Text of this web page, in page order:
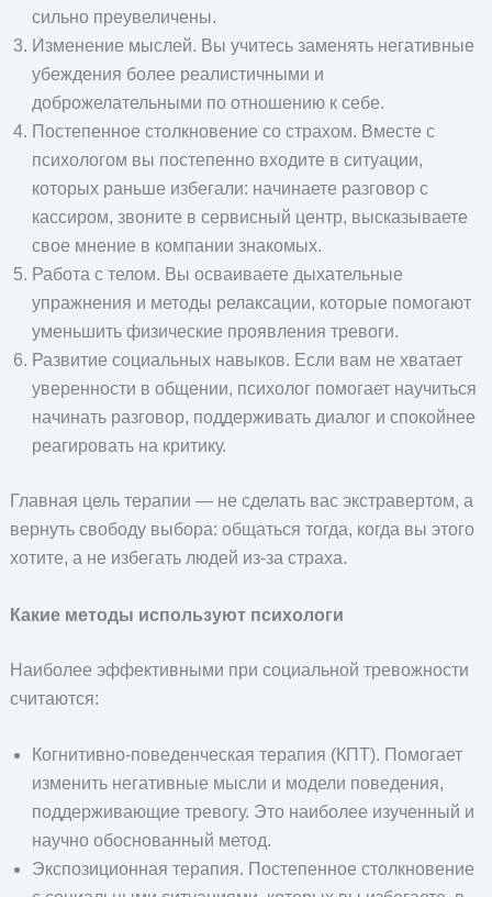
сильно преувеличены.
Изменение мыслей. Вы учитесь заменять негативные
убеждения более реалистичными и
доброжелательными по отношению к себе.
Постепенное столкновение со страхом. Вместе с
психологом вы постепенно входите в ситуации,
которых раньше избегали: начинаете разговор с
кассиром, звоните в сервисный центр, высказываете
свое мнение в компании знакомых.
Работа с телом. Вы осваиваете дыхательные
упражнения и методы релаксации, которые помогают
уменьшить физические проявления тревоги.
Развитие социальных навыков. Если вам не хватает
уверенности в общении, психолог помогает научиться
начинать разговор, поддерживать диалог и спокойнее
реагировать на критику.
Главная цель терапии — не сделать вас экстравертом, а
вернуть свободу выбора: общаться тогда, когда вы этого
хотите, а не избегать людей из-за страха.
Какие методы используют психологи
Наиболее эффективными при социальной тревожности
считаются:
Когнитивно-поведенческая терапия (КПТ). Помогает
изменить негативные мысли и модели поведения,
поддерживающие тревогу. Это наиболее изученный и
научно обоснованный метод.
Экспозиционная терапия. Постепенное столкновение